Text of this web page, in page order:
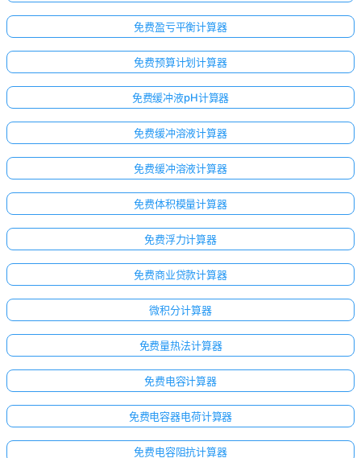
免费盈亏平衡计算器
免费预算计划计算器
免费缓冲液pH计算器
免费缓冲溶液计算器
免费缓冲溶液计算器
免费体积模量计算器
免费浮力计算器
免费商业贷款计算器
微积分计算器
免费量热法计算器
免费电容计算器
免费电容器电荷计算器
免费电容阻抗计算器